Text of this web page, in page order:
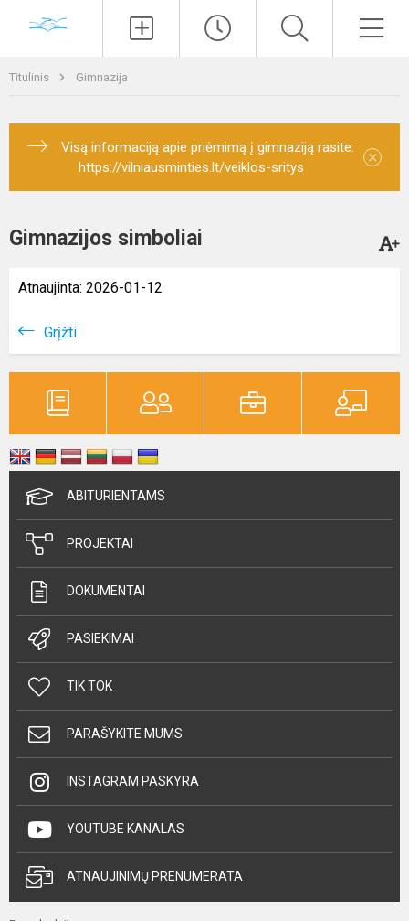
Titulinis Gimnazija
Visą informaciją apie priėmimą į gimnaziją rasite:
https://vilniausminties.lt/veiklos-sritys
×
Gimnazijos simboliai
Atnaujinta: 2026-01-12
Grįžti
ABITURIENTAMS
PROJEKTAI
DOKUMENTAI
PASIEKIMAI
TIK TOK
PARAŠYKITE MUMS
INSTAGRAM PASKYRA
YOUTUBE KANALAS
ATNAUJINIMŲ PRENUMERATA